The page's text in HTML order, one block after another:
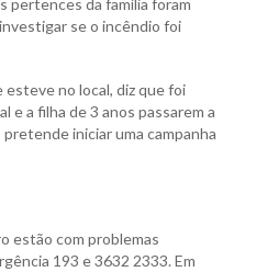
pertences da família foram
se o incêndio foi
esteve no local, diz que foi
e a filha de 3 anos passarem a
iniciar uma campanha
estão com problemas
193 e 3632 2333. Em